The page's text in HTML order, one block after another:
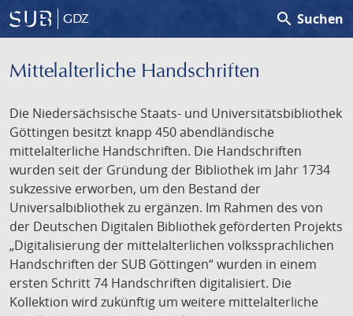
GDZ search Suchen
Mittelalterliche Handschriften
Die Niedersächsische Staats- und Universitätsbibliothek
Göttingen besitzt knapp 450 abendländische
mittelalterliche Handschriften. Die Handschriften
wurden seit der Gründung der Bibliothek im Jahr 1734
sukzessive erworben, um den Bestand der
Universalbibliothek zu ergänzen. Im Rahmen des von
der Deutschen Digitalen Bibliothek geförderten Projekts
„Digitalisierung der mittelalterlichen volkssprachlichen
Handschriften der SUB Göttingen“ wurden in einem
ersten Schritt 74 Handschriften digitalisiert. Die
Kollektion wird zukünftig um weitere mittelalterliche